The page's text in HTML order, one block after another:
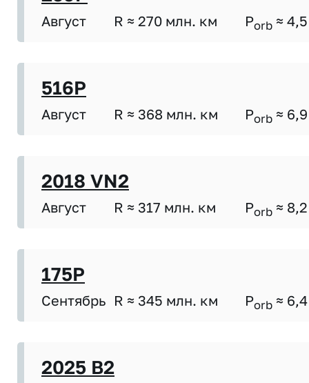
Август R ≈ 270 млн. км Porb ≈ 4,5
516P
Август R ≈ 368 млн. км Porb ≈ 6,9
2018 VN2
Август R ≈ 317 млн. км Porb ≈ 8,2
175P
Сентябрь R ≈ 345 млн. км Porb ≈ 6,4
2025 B2